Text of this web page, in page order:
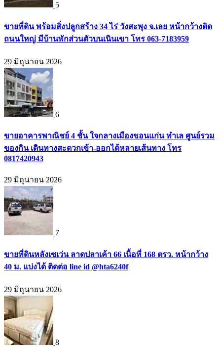
5
ขายที่ดิน พร้อมสิ่งปลูกสร้าง 34 ไร่ วังสะพุง จ.เลย หน้ากว้างติด
ถนนใหญ่ มีบ้านพักส่วนตัวบนเนินเขา โทร 063-7183959
29 มิถุนายน 2026
6
ขายอาคารพาณิชย์ 4 ชั้น ใจกลางเมืองขอนแก่น ทำเล ศูนย์รวม
ของกิน เดินทางสะดวกเข้า-ออกได้หลายเส้นทาง โทร
0817420943
29 มิถุนายน 2026
7
ขายที่ดินหลังเซเว่น ลาดปลาเค้า 66 เนื้อที่ 168 ตรว. หน้ากว้าง
40 ม. แบ่งได้ ติดต่อ line id @hta6240f
29 มิถุนายน 2026
8